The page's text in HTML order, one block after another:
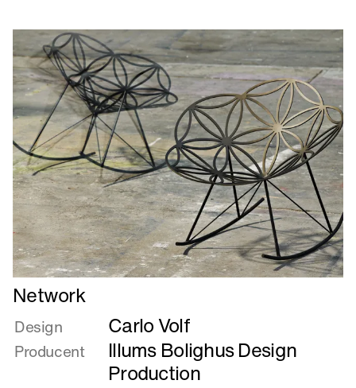
Læs
mere
om
Network
Network
Design Carlo Volf
Producent
Illums Bolighus Design
Production